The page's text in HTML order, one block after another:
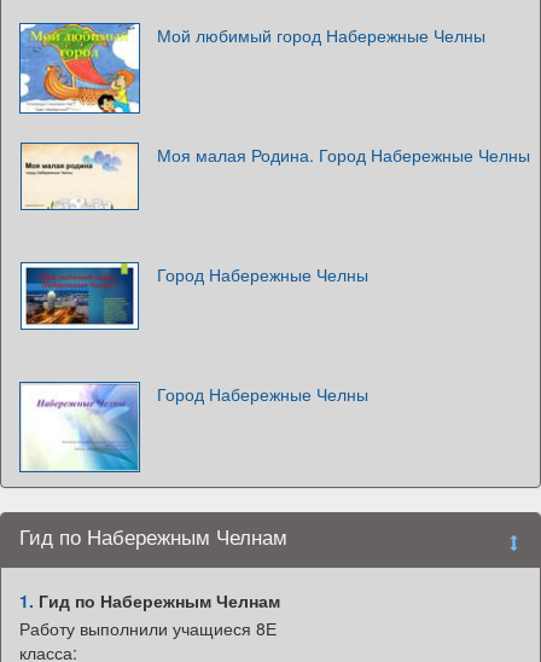
Мой любимый город Набережные Челны
Моя малая Родина. Город Набережные Челны
Город Набережные Челны
Город Набережные Челны
Гид по Набережным Челнам
1. Гид по Набережным Челнам
Работу выполнили учащиеся 8Е
класса: